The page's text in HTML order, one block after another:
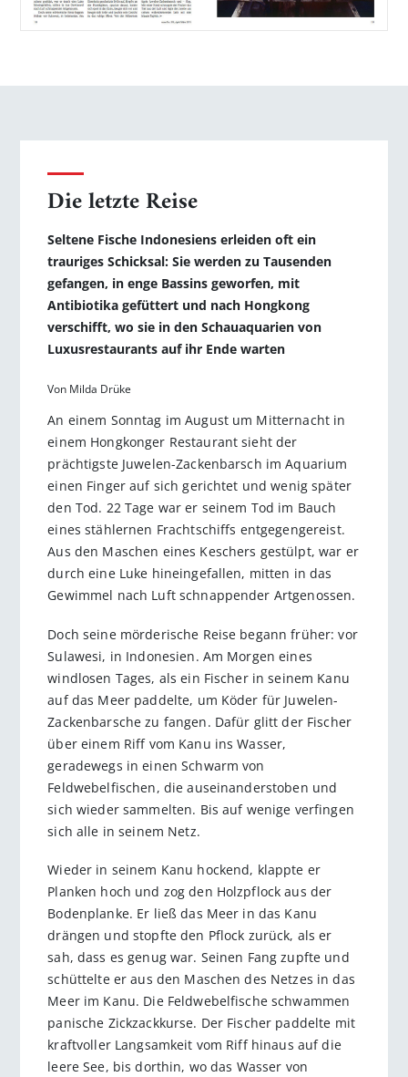
Die letzte Reise
Seltene Fische Indonesiens erleiden oft ein
trauriges Schicksal: Sie werden zu Tausenden
gefangen, in enge Bassins geworfen, mit
Antibiotika gefüttert und nach Hongkong
verschifft, wo sie in den Schauaquarien von
Luxusrestaurants auf ihr Ende warten
Von Milda Drüke
An einem Sonntag im August um Mitternacht in
einem Hongkonger Restaurant sieht der
prächtigste Juwelen-Zackenbarsch im Aquarium
einen Finger auf sich gerichtet und wenig später
den Tod. 22 Tage war er seinem Tod im Bauch
eines stählernen Frachtschiffs entgegengereist.
Aus den Maschen eines Keschers gestülpt, war er
durch eine Luke hineingefallen, mitten in das
Gewimmel nach Luft schnappender Artgenossen.
Doch seine mörderische Reise begann früher: vor
Sulawesi, in Indonesien. Am Morgen eines
windlosen Tages, als ein Fischer in seinem Kanu
auf das Meer paddelte, um Köder für Juwelen-
Zackenbarsche zu fangen. Dafür glitt der Fischer
über einem Riff vom Kanu ins Wasser,
geradewegs in einen Schwarm von
Feldwebelfischen, die auseinanderstoben und
sich wieder sammelten. Bis auf wenige verfingen
sich alle in seinem Netz.
Wieder in seinem Kanu hockend, klappte er
Planken hoch und zog den Holzpflock aus der
Bodenplanke. Er ließ das Meer in das Kanu
drängen und stopfte den Pflock zurück, als er
sah, dass es genug war. Seinen Fang zupfte und
schüttelte er aus den Maschen des Netzes in das
Meer im Kanu. Die Feldwebelfische schwammen
panische Zickzackkurse. Der Fischer paddelte mit
kraftvoller Langsamkeit vom Riff hinaus auf die
leere See, bis dorthin, wo das Wasser von